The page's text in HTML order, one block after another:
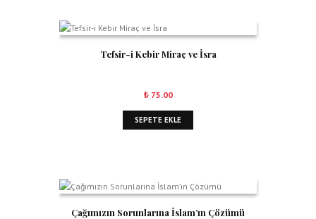
Tefsir-i Kebir Miraç ve İsra
₺75.00
SEPETE EKLE
Çağımızın Sorunlarına İslam’ın Çözümü